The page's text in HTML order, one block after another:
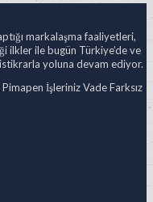
markalaşma faaliyetleri,
ilkler ile bugün Türkiye’de ve
yoluna devam ediyor.
Pimapen İşleriniz Vade Farksız